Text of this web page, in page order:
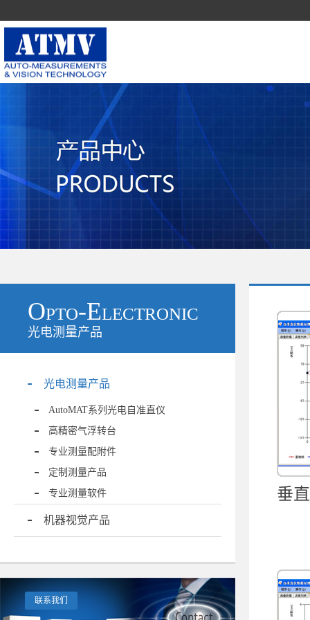
Opto-Electronic
光电测量产品
光电测量产品
AutoMAT系列光电自准直仪
高精密气浮转台
专业测量配附件
定制测量产品
专业测量软件
机器视觉产品
联系我们
垂